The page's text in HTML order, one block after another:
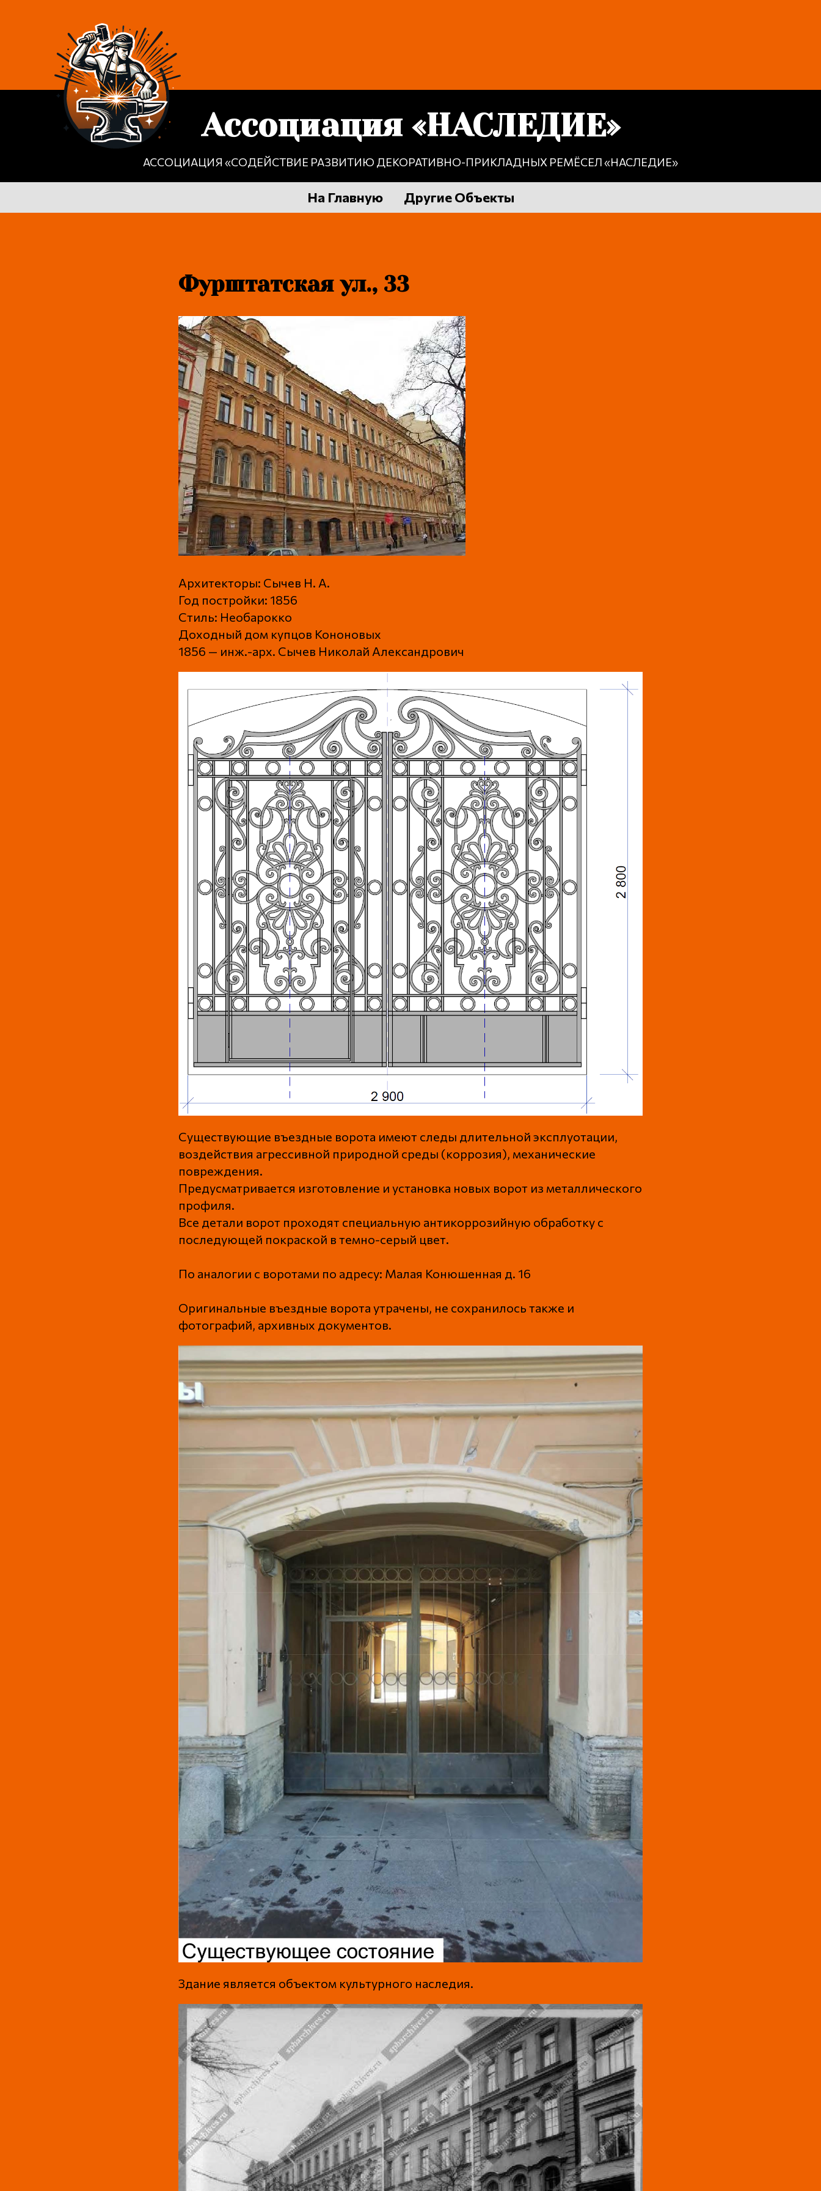
Ассоциация «НАСЛЕДИЕ»
АССОЦИАЦИЯ «СОДЕЙСТВИЕ РАЗВИТИЮ ДЕКОРАТИВНО-ПРИКЛАДНЫХ РЕМЁСЕЛ «НАСЛЕДИЕ»
На Главную Другие Объекты
Фурштатская ул., 33
Архитекторы: Сычев Н. А.
Год постройки: 1856
Стиль: Необарокко
Доходный дом купцов Кононовых
1856 — инж.-арх. Сычев Николай Александрович
Существующие въездные ворота имеют следы длительной эксплуотации,
воздействия агрессивной природной среды (коррозия), механические
повреждения.
Предусматривается изготовление и установка новых ворот из металлического
профиля.
Все детали ворот проходят специальную антикоррозийную обработку с
последующей покраской в темно-серый цвет.
По аналогии с воротами по адресу: Малая Конюшенная д. 16
Оригинальные въездные ворота утрачены, не сохранилось также и
фотографий, архивных документов.
Здание является объектом культурного наследия.